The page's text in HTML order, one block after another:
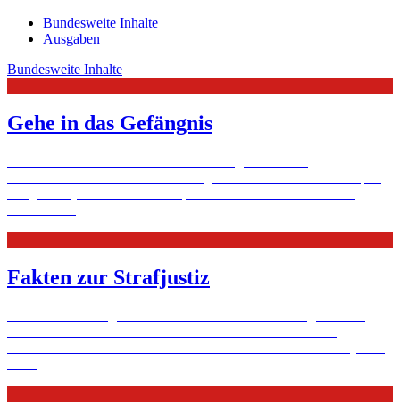
Bundesweite Inhalte
Ausgaben
Bundesweite Inhalte
Gehe in das Gefängnis
Fakten zur Strafjustiz